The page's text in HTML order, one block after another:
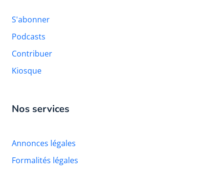
S'abonner
Podcasts
Contribuer
Kiosque
Nos services
Annonces légales
Formalités légales